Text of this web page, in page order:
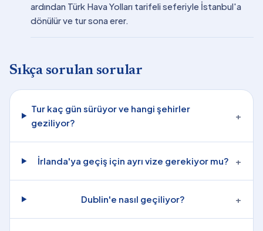
ardından Türk Hava Yolları tarifeli seferiyle İstanbul'a
dönülür ve tur sona erer.
Sıkça sorulan sorular
Tur kaç gün sürüyor ve hangi şehirler
geziliyor?
+
İrlanda'ya geçiş için ayrı vize gerekiyor mu? +
Dublin'e nasıl geçiliyor? +